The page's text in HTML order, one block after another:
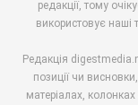
редакції, тому
використовує наші
Редакція
позиції чи
матеріалах,